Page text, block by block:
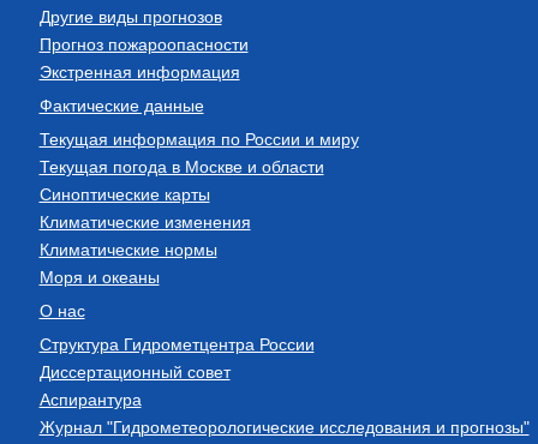
Другие виды прогнозов
Прогноз пожароопасности
Экстренная информация
Фактические данные
Текущая информация по России и миру
Текущая погода в Москве и области
Синоптические карты
Климатические изменения
Климатические нормы
Моря и океаны
О нас
Структура Гидрометцентра России
Диссертационный совет
Аспирантура
Журнал "Гидрометеорологические исследования и прогнозы"